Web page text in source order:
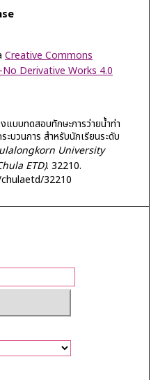
Creative Commons
Derivative Works 4.0
แบบทดสอบทักษะการว่ายน้ำท่า
บวนการ สำหรับนักเรียนระดับ
University
ETD). 32210.
32210